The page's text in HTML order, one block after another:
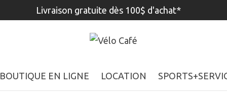
Livraison gratuite dès 100$ d'achat*
BOUTIQUE EN LIGNE LOCATION